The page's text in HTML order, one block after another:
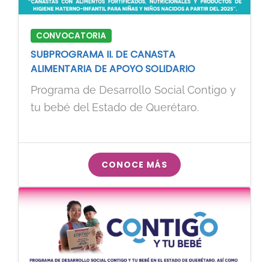
CONVOCATORIA
SUBPROGRAMA II. DE CANASTA
ALIMENTARIA DE APOYO SOLIDARIO
Programa de Desarrollo Social Contigo y
tu bebé del Estado de Querétaro.
CONOCE MÁS